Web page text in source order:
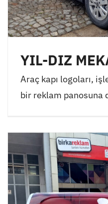
YIL-DIZ
Araç kapı logoları,
bir reklam panosuna